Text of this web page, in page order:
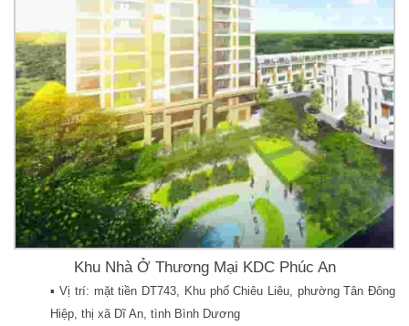
Khu Nhà Ở Thương Mại KDC Phúc An
▪️ Vị trí: mặt tiền DT743, Khu phố Chiêu Liêu, phường Tân Đông
Hiệp, thị xã Dĩ An, tình Bình Dương